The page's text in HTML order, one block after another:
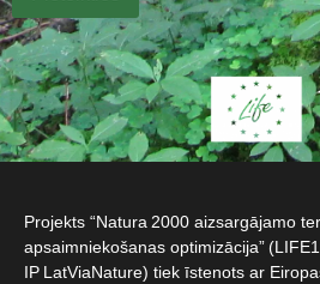
Projekts “Natura 2000 aizsargājamo
apsaimniekošanas optimizācija”
IP LatViaNature) tiek īstenots ar